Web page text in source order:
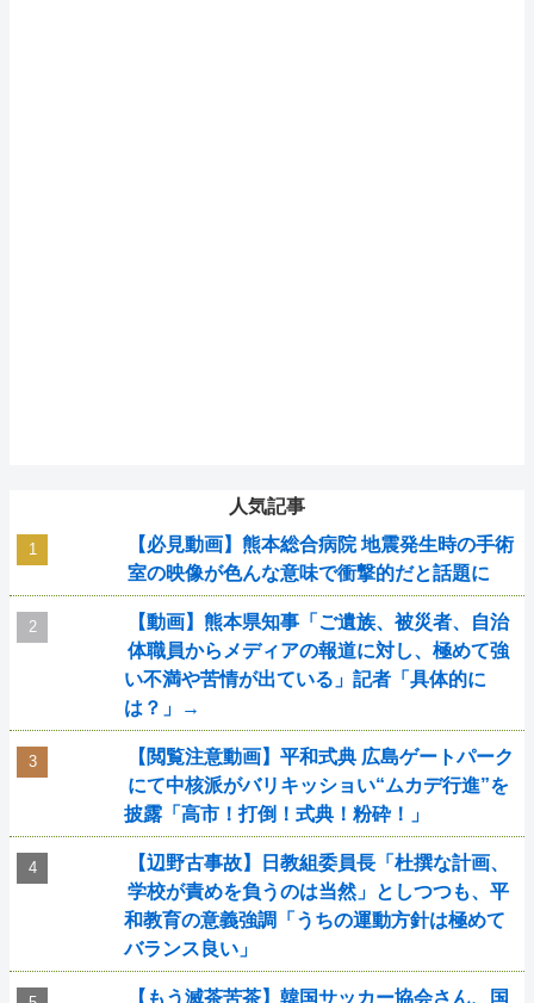
人気記事
【必見動画】熊本総合病院 地震発生時の手術
室の映像が色んな意味で衝撃的だと話題に
【動画】熊本県知事「ご遺族、被災者、自治
体職員からメディアの報道に対し、極めて強
い不満や苦情が出ている」記者「具体的に
は？」→
【閲覧注意動画】平和式典 広島ゲートパーク
にて中核派がバリキッショい“ムカデ行進”を
披露「高市！打倒！式典！粉砕！」
【辺野古事故】日教組委員長「杜撰な計画、
学校が責めを負うのは当然」としつつも、平
和教育の意義強調「うちの運動方針は極めて
バランス良い」
【もう滅茶苦茶】韓国サッカー協会さん、国